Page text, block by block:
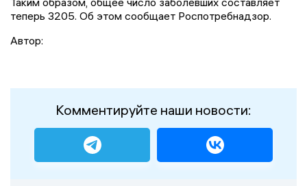
теперь 3205. Об этом сообщает Роспотребнадзор.
Автор:
Комментируйте наши новости: